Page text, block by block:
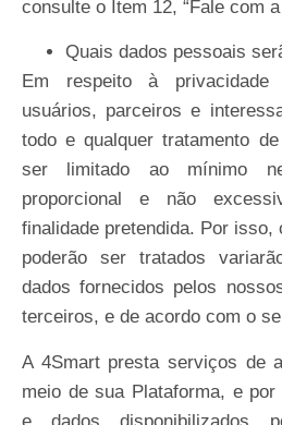
consulte o Item 12, “Fale com a
Quais dados pessoais
Em respeito à
usuários, parceiros e
todo e qualquer tratamento
ser limitado ao mínimo
proporcional e não
finalidade pretendida. Por isso,
poderão ser tratados
dados fornecidos pelos
terceiros, e de acordo com o
A 4Smart presta serviços de
meio de sua Plataforma, e